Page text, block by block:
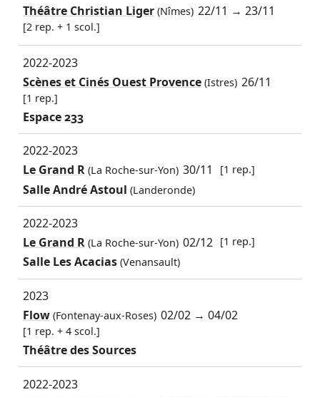
Théâtre Christian Liger(Nîmes) 22/11 →23/11
[2 rep. + 1 scol.]
2022-2023
Scènes et Cinés Ouest Provence(Istres) 26/11
[1 rep.]
Espace 233
2022-2023
Le Grand R(La Roche-sur-Yon) 30/11 [1 rep.]
Salle André Astoul (Landeronde)
2022-2023
Le Grand R(La Roche-sur-Yon) 02/12 [1 rep.]
Salle Les Acacias (Venansault)
2023
Flow(Fontenay-aux-Roses) 02/02 →04/02
[1 rep. + 4 scol.]
Théâtre des Sources
2022-2023